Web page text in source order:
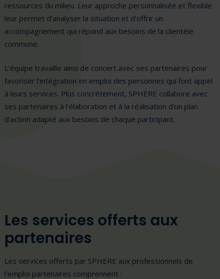
ressources du milieu. Leur approche personnalisée et flexible
leur permet d’analyser la situation et d’offrir un
accompagnement qui répond aux besoins de la clientèle
commune.
L’équipe travaille ainsi de concert avec ses partenaires pour
favoriser l’intégration en emploi des personnes qui font appel
à leurs services. Plus concrètement, SPHERE collabore avec
ses partenaires à l’élaboration et à la réalisation d’un plan
d’action adapté aux besoins de chaque participant.
Les services offerts aux
partenaires
Les services offerts par SPHERE aux professionnels de
l’emploi partenaires comprennent :